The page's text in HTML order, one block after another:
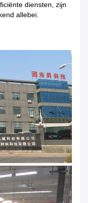
diensten, zijn
allebei.